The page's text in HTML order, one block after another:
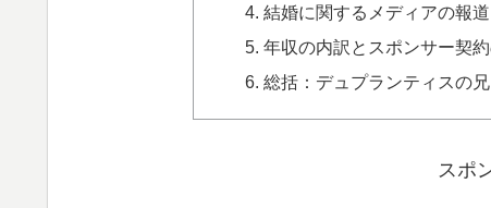
結婚に関するメディアの報
年収の内訳とスポンサー契
総括：デュプランティスの
スポ